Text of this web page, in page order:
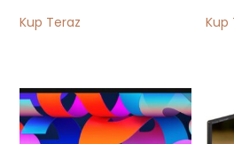
Kup Teraz Kup